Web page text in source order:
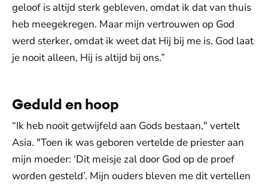
geloof is altijd sterk gebleven, omdat ik dat van thuis
heb meegekregen. Maar mijn vertrouwen op God
werd sterker, omdat ik weet dat Hij bij me is. God laat
je nooit alleen, Hij is altijd bij ons.”
Geduld en hoop
“Ik heb nooit getwijfeld aan Gods bestaan," vertelt
Asia. "Toen ik was geboren vertelde de priester aan
mijn moeder: ‘Dit meisje zal door God op de proef
worden gesteld’. Mijn ouders bleven me dit vertellen